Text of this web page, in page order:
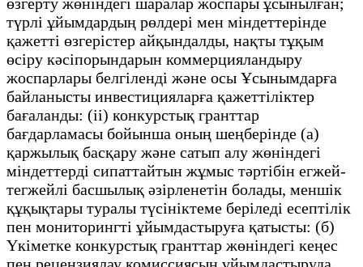
түрлі ұйымдардың рөлдері мен міндеттерінде
қажетті өзгерістер айқындалды, нақты тұқым
өсіру кәсіпорындарын коммерцияландыру
жоспарлары белгіленді және осы Ұсынымдарға
байланысты инвестицияларға қажеттіліктер
бағаланды: (ii) конкурстық гранттар
бағдарламасы бойынша оның шеңберінде (а)
қаржылық басқару және сатып алу жөніндегі
міндеттерді сипаттайтын жұмыс тәртібін егжей-
тегжейлі басшылық әзірленетін болады, меншік
құқықтары туралы түсініктеме беріледі есептілік
пен мониторингті ұйымдастыруға қатысты: (б)
Үкіметке конкурстық гранттар жөніндегі кеңес